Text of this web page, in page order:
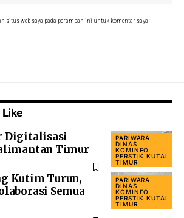
situs web saya pada peramban ini untuk komentar saya
PARIWARA
DINAS
KOMINFO
PERSTIK KUTAI
TIMUR
Digitalisasi
Timur
PARIWARA
DINAS
KOMINFO
PERSTIK KUTAI
TIMUR
Kutim Turun,
Semua